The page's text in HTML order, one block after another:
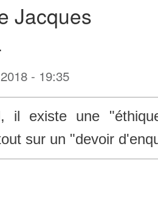
Jacques
- 19:35
il existe une
sur un "devoir